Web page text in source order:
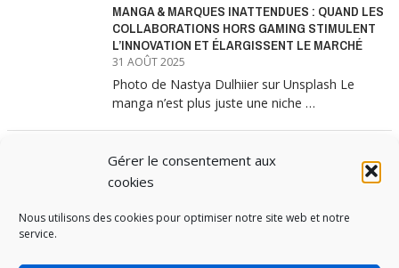
Gérer le consentement aux
cookies
Nous utilisons des cookies pour optimiser notre site web et notre
service.
MANGA & MARQUES INATTENDUES : QUAND LES
COLLABORATIONS HORS GAMING STIMULENT
L’INNOVATION ET ÉLARGISSENT LE MARCHÉ
31 AOÛT 2025
Photo de Nastya Dulhiier sur Unsplash Le
manga n’est plus juste une niche …
MANGA & MARQUES : ANATOMIE D’UNE
ALLIANCE MARKETING GAGNANTE
Les interminables files d’attente devant les